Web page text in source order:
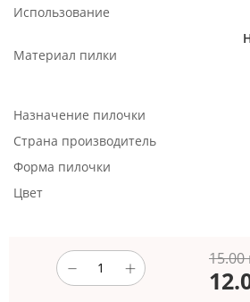
Использование
Материал пилки
Назначение пилочки
Страна производитель
Форма пилочки
Цвет
15.00